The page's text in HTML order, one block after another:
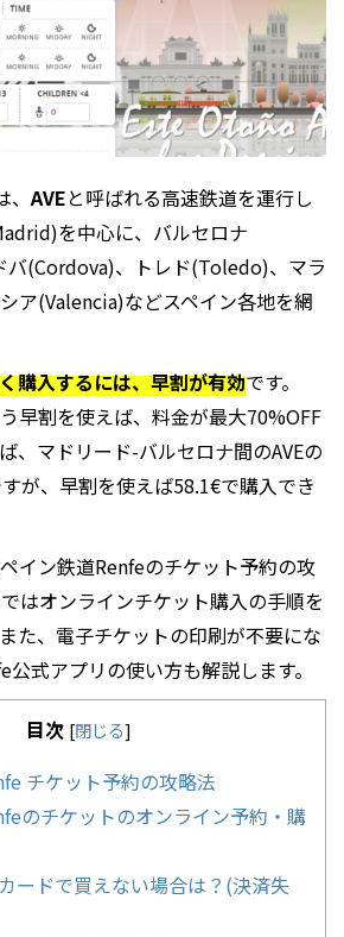
AVEと呼ばれる高速鉄道を運行し
を中心に、バルセロナ
バ(Cordova)、トレド(Toledo)、マラ
ア(Valencia)などスペイン各地を網
購入するには、早割が有効です。
早割を使えば、料金が最大70%OFF
、マドリード-バルセロナ間のAVEの
が、早割を使えば58.1€で購入でき
イン鉄道Renfeのチケット予約の攻
はオンラインチケット購入の手順を
た、電子チケットの印刷が不要にな
公式アプリの使い方も解説します。
目次 [閉じる]
チケット予約の攻略法
のチケットのオンライン予約・購
ードで買えない場合は？(決済失